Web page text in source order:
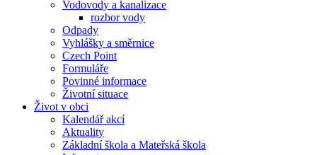
Vodovody a kanalizace
rozbor vody
Odpady
Vyhlášky a směrnice
Czech Point
Formuláře
Povinné informace
Životní situace
Život v obci
Kalendář akcí
Aktuality
Základní škola a Mateřská škola